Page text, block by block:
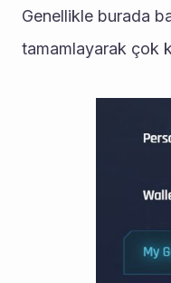
Genellikle burada
tamamlayarak çok